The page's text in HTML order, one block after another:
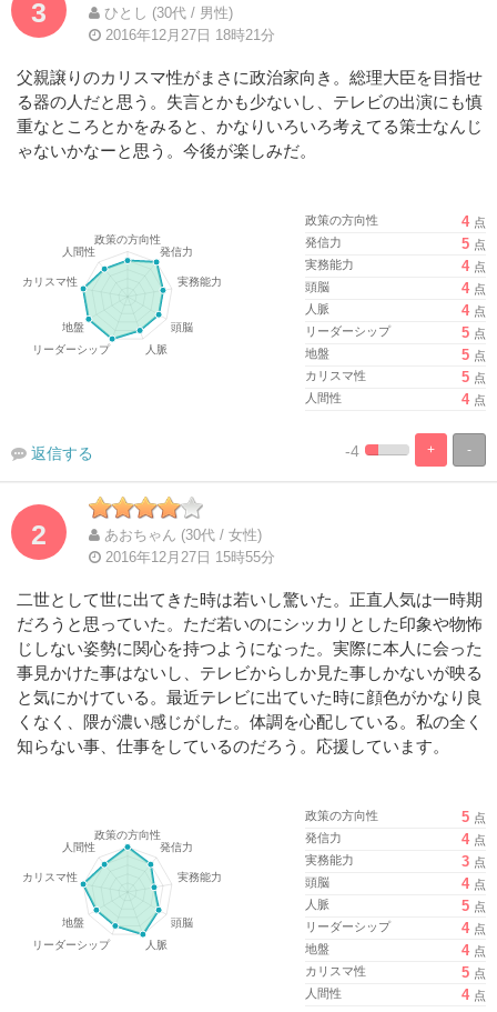
3
ひとし (30代 / 男性)
2016年12月27日 18時21分
父親譲りのカリスマ性がまさに政治家向き。総理大臣を目指せ
る器の人だと思う。失言とかも少ないし、テレビの出演にも慎
重なところとかをみると、かなりいろいろ考えてる策士なんじ
ゃないかなーと思う。今後が楽しみだ。
政策の方向性 4 点
発信力
5 点
実務能力
4 点
頭脳
4 点
人脈
4 点
リーダーシップ
5 点
地盤
5 点
カリスマ性
5 点
人間性
4 点
-
+
%
100%
-4
返信する
2
あおちゃん (30代 / 女性)
2016年12月27日 15時55分
二世として世に出てきた時は若いし驚いた。正直人気は一時期
だろうと思っていた。ただ若いのにシッカリとした印象や物怖
じしない姿勢に関心を持つようになった。実際に本人に会った
事見かけた事はないし、テレビからしか見た事しかないが映る
と気にかけている。最近テレビに出ていた時に顔色がかなり良
くなく、隈が濃い感じがした。体調を心配している。私の全く
知らない事、仕事をしているのだろう。応援しています。
政策の方向性 5 点
発信力
4 点
実務能力
3 点
頭脳
4 点
人脈
5 点
リーダーシップ
4 点
地盤
4 点
カリスマ性
5 点
人間性
4 点